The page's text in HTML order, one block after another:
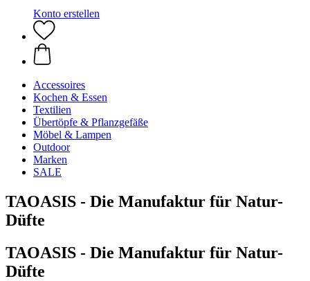
Konto erstellen
Accessoires
Kochen & Essen
Textilien
Übertöpfe & Pflanzgefäße
Möbel & Lampen
Outdoor
Marken
SALE
TAOASIS - Die Manufaktur für Natur-
Düfte
TAOASIS - Die Manufaktur für Natur-
Düfte